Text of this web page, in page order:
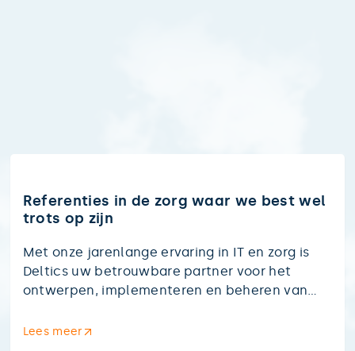
Referenties in de zorg waar we best wel
trots op zijn
Met onze jarenlange ervaring in IT en zorg is
Deltics uw betrouwbare partner voor het
ontwerpen, implementeren en beheren van
Lees meer